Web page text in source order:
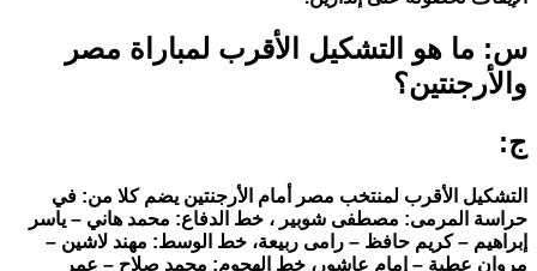
س: ما هو التشكيل الأقرب لمباراة مصر
والأرجنتين؟
ج:
التشكيل الأقرب لمنتخب مصر أمام الأرجنتين يضم كلا من: في
حراسة المرمى: مصطفى شوبير ، خط الدفاع: محمد هاني – ياسر
إبراهيم – كريم حافظ – رامى ربيعة، خط الوسط: مهند لاشين –
مروان عطية – إمام عاشور، خط الهجوم: محمد صلاح – عمر